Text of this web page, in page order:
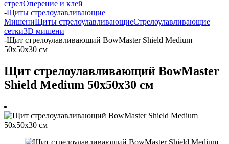
стрелОперение и клей
-Щиты стрелоулавливающие
МишениЩиты стрелоулавливающиеСтрелоулавливающие
сетки3D мишени
-Щит стрелоулавливающий BowMaster Shield Medium
50х50х30 см
Щит стрелоулавливающий BowMaster
Shield Medium 50х50х30 см